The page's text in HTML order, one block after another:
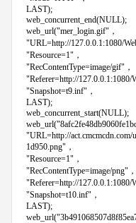
LAST);
web_concurrent_end(NULL);
web_url("mer_login.gif"，
"URL=http://127.0.0.1:1080/
"Resource=1"，
"RecContentType=image/gif"，
"Referer=http://127.0.0.1:1080/
"Snapshot=t9.inf"，
LAST);
web_concurrent_start(NULL);
"URL=http://act.cmcmcdn.com/
1d950.png"，
"Resource=1"，
"RecContentType=image/png"，
"Referer=http://127.0.0.1:1080/
"Snapshot=t10.inf"，
LAST);